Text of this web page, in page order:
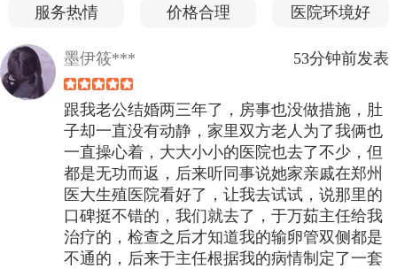
服务热情 价格合理 医院环境好
墨伊筱*** 53分钟前发表
跟我老公结婚两三年了，房事也没做措施，肚
子却一直没有动静，家里双方老人为了我俩也
一直操心着，大大小小的医院也去了不少，但
都是无功而返，后来听同事说她家亲戚在郑州
医大生殖医院看好了，让我去试试，说那里的
口碑挺不错的，我们就去了，于万茹主任给我
治疗的，检查之后才知道我的输卵管双侧都是
不通的，后来于主任根据我的病情制定了一套